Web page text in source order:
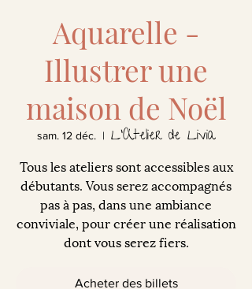
Aquarelle -
Illustrer une
maison de Noël
sam. 12 déc.
  |
L'Atelier de Livia
Tous les ateliers sont accessibles aux
débutants. Vous serez accompagnés
pas à pas, dans une ambiance
conviviale, pour créer une réalisation
dont vous serez fiers.
Acheter des billets